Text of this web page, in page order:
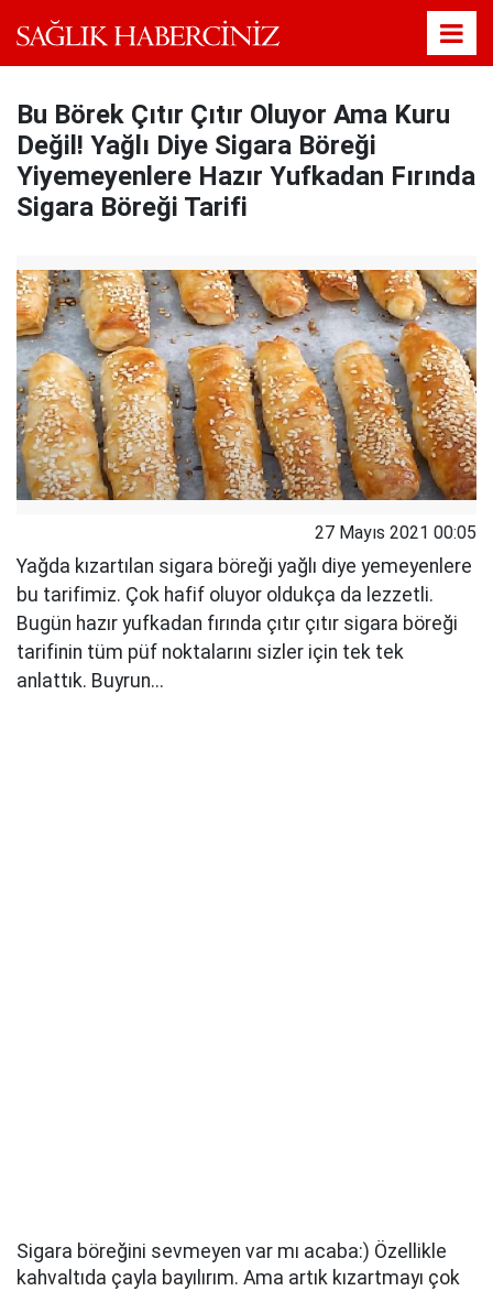
Bu Börek Çıtır Çıtır Oluyor Ama Kuru
Değil! Yağlı Diye Sigara Böreği
Yiyemeyenlere Hazır Yufkadan Fırında
Sigara Böreği Tarifi
27 Mayıs 2021 00:05
Yağda kızartılan sigara böreği yağlı diye yemeyenlere
bu tarifimiz. Çok hafif oluyor oldukça da lezzetli.
Bugün hazır yufkadan fırında çıtır çıtır sigara böreği
tarifinin tüm püf noktalarını sizler için tek tek
anlattık. Buyrun...
Sigara böreğini sevmeyen var mı acaba:) Özellikle
kahvaltıda çayla bayılırım. Ama artık kızartmayı çok